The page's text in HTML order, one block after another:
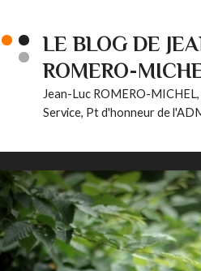
LE BLOG DE
ROMERO-
Jean-Luc ROMERO-
Service, Pt d'honneur de